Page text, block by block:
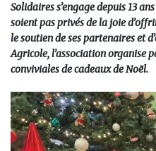
Solidaires s’engage depuis 13
soient pas privés de la joie
le soutien de ses partenaires et
Agricole, l’association organise
conviviales de cadeaux de Noël.